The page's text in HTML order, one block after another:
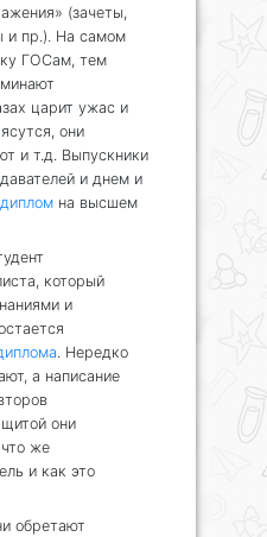
(зачеты,
и пр.). На самом
ГОСам, тем
царит ужас и
они
и т.д. Выпускники
и днем и
на высшем
который
и
. Нередко
а написание
они
же
и как это
обретают